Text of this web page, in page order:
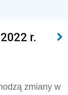
r.
zmiany w